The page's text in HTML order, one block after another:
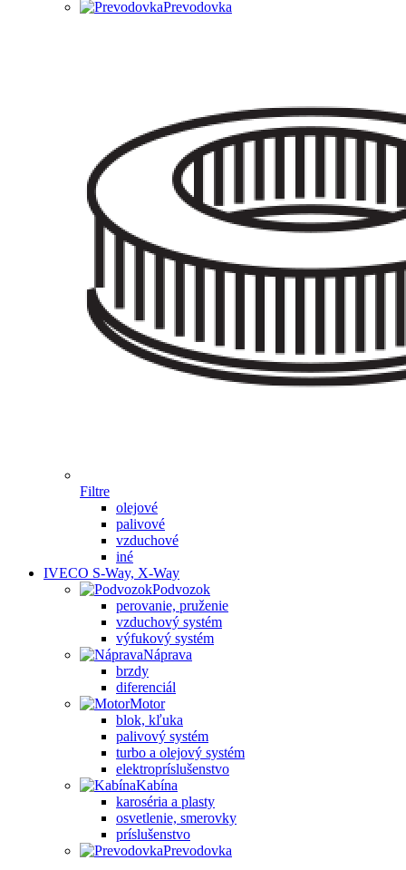
Prevodovka
Filtre
olejové
palivové
vzduchové
iné
IVECO S-Way, X-Way
Podvozok
perovanie, pruženie
vzduchový systém
výfukový systém
Náprava
brzdy
diferenciál
Motor
blok, kľuka
palivový systém
turbo a olejový systém
elektropríslušenstvo
Kabína
karoséria a plasty
osvetlenie, smerovky
príslušenstvo
Prevodovka